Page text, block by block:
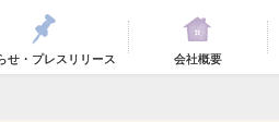
せ・プレスリリース 会社概要